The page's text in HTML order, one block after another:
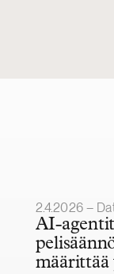
Julkaistu
2.4.2026 –
AI-
määrittää